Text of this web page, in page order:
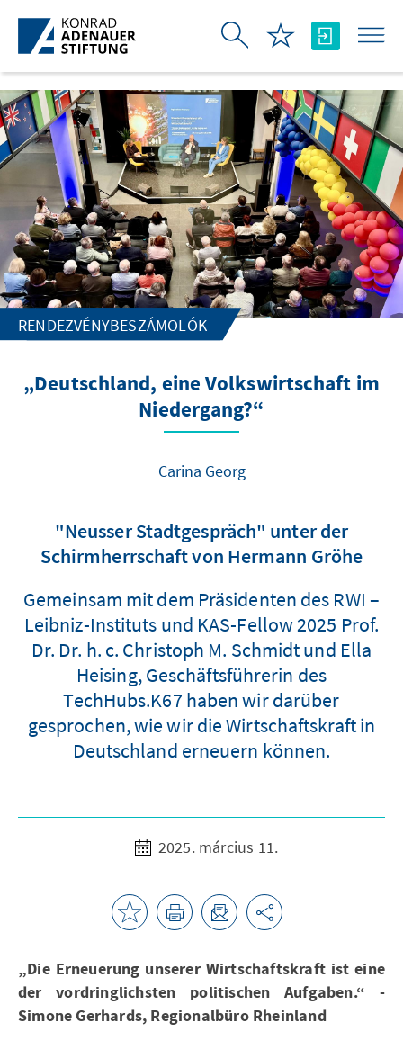
Ugrás a fő tartalomhoz
RENDEZVÉNYBESZÁMOLÓK
„Deutschland, eine Volkswirtschaft im
Niedergang?“
Carina Georg
"Neusser Stadtgespräch" unter der
Schirmherrschaft von Hermann Gröhe
Gemeinsam mit dem Präsidenten des RWI –
Leibniz-Instituts und KAS-Fellow 2025 Prof.
Dr. Dr. h. c. Christoph M. Schmidt und Ella
Heising, Geschäftsführerin des
TechHubs.K67 haben wir darüber
gesprochen, wie wir die Wirtschaftskraft in
Deutschland erneuern können.
2025. március 11.
„Die Erneuerung unserer Wirtschaftskraft ist eine
der vordringlichsten politischen Aufgaben.“ -
Simone Gerhards, Regionalbüro Rheinland